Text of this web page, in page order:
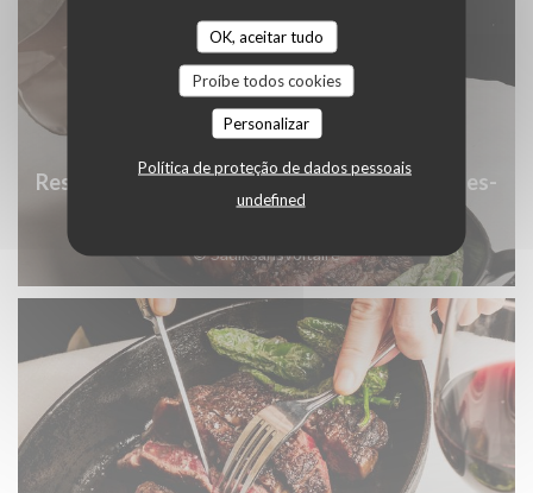
OK, aceitar tudo
Proíbe todos cookies
Personalizar
Política de proteção de dados pessoais
undefined
Restaurant-Argentin-Paris-Saint-Germain-des-
© Sadiksansvoltaire